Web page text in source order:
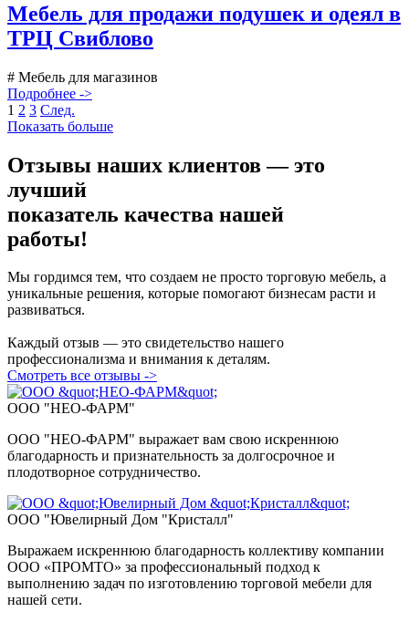
Мебель для продажи подушек и одеял в
ТРЦ Свиблово
# Мебель для магазинов
Подробнее ->
1 2 3 След.
Показать больше
Отзывы наших клиентов — это
лучший
показатель качества нашей
работы!
Мы гордимся тем, что создаем не просто торговую мебель, а
уникальные решения, которые помогают бизнесам расти и
развиваться.
Каждый отзыв — это свидетельство нашего
профессионализма и внимания к деталям.
Смотреть все отзывы ->
ООО "НЕО-ФАРМ"
ООО "НЕО-ФАРМ" выражает вам свою искреннюю
благодарность и признательность за долгосрочное и
плодотворное сотрудничество.
ООО "Ювелирный Дом "Кристалл"
Выражаем искреннюю благодарность коллективу компании
ООО «ПPOMTO» за профессиональный подход к
выполнению задач по изготовлению торговой мебели для
нашей сети.